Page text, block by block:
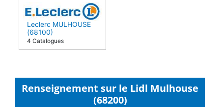
Leclerc MULHOUSE
(68100)
4 Catalogues
Renseignement sur le Lidl Mulhouse
(68200)